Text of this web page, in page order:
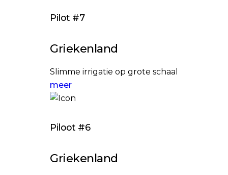
Pilot #7
Griekenland
Slimme irrigatie op grote schaal
meer
Piloot #6
Griekenland